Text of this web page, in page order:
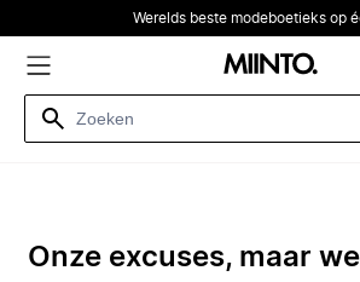
Werelds beste modeboetieks op
Onze excuses, maar